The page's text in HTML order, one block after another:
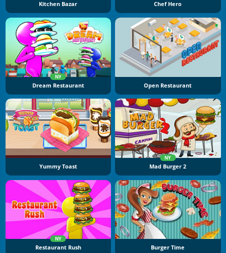
Kitchen Bazar Chef Hero
NY
Dream Restaurant Open Restaurant
Yummy Toast
NY
Mad Burger 2
NY
Restaurant Rush Burger Time